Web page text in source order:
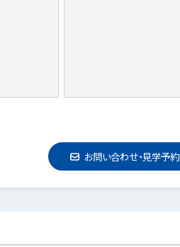
お問い合わせ・見学予約